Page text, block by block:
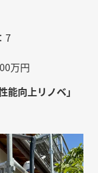
7
万円
向上リノベ」